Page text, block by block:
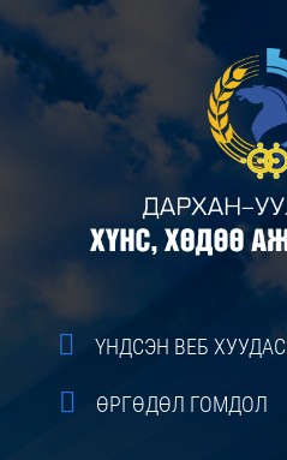
ҮНДСЭН ВЕБ ХУУДАС
ӨРГӨДӨЛ ГОМДОЛ